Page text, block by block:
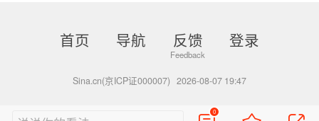
首页 导航 反馈 登录
Sina.cn(京ICP证000007) 2026-08-07 19:47
0